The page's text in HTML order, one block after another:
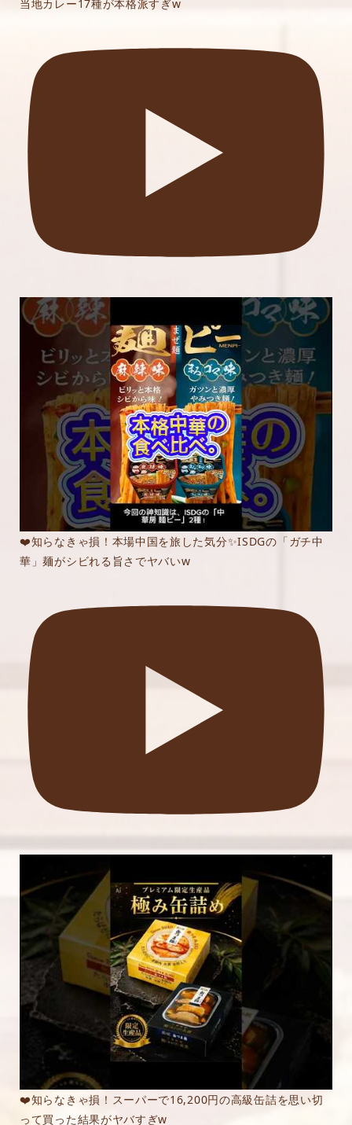
当地カレー17種が本格派すぎw
❤️知らなきゃ損！本場中国を旅した気分✨ISDGの「ガチ中
華」麺がシビれる旨さでヤバいw
❤️知らなきゃ損！スーパーで16,200円の高級缶詰を思い切
って買った結果がヤバすぎw